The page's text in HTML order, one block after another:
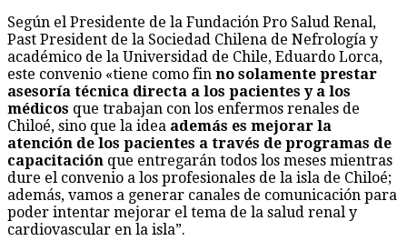
Según el Presidente de la Fundación Pro Salud Renal,
Past President de la Sociedad Chilena de Nefrología y
académico de la Universidad de Chile, Eduardo Lorca,
este convenio «tiene como fin no solamente prestar
asesoría técnica directa a los pacientes y a los
médicos que trabajan con los enfermos renales de
Chiloé, sino que la idea además es mejorar la
atención de los pacientes a través de programas de
capacitación que entregarán todos los meses mientras
dure el convenio a los profesionales de la isla de Chiloé;
además, vamos a generar canales de comunicación para
poder intentar mejorar el tema de la salud renal y
cardiovascular en la isla”.